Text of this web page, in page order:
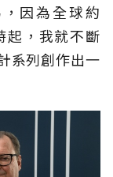
因為全球約
起，我就不斷
系列創作出一